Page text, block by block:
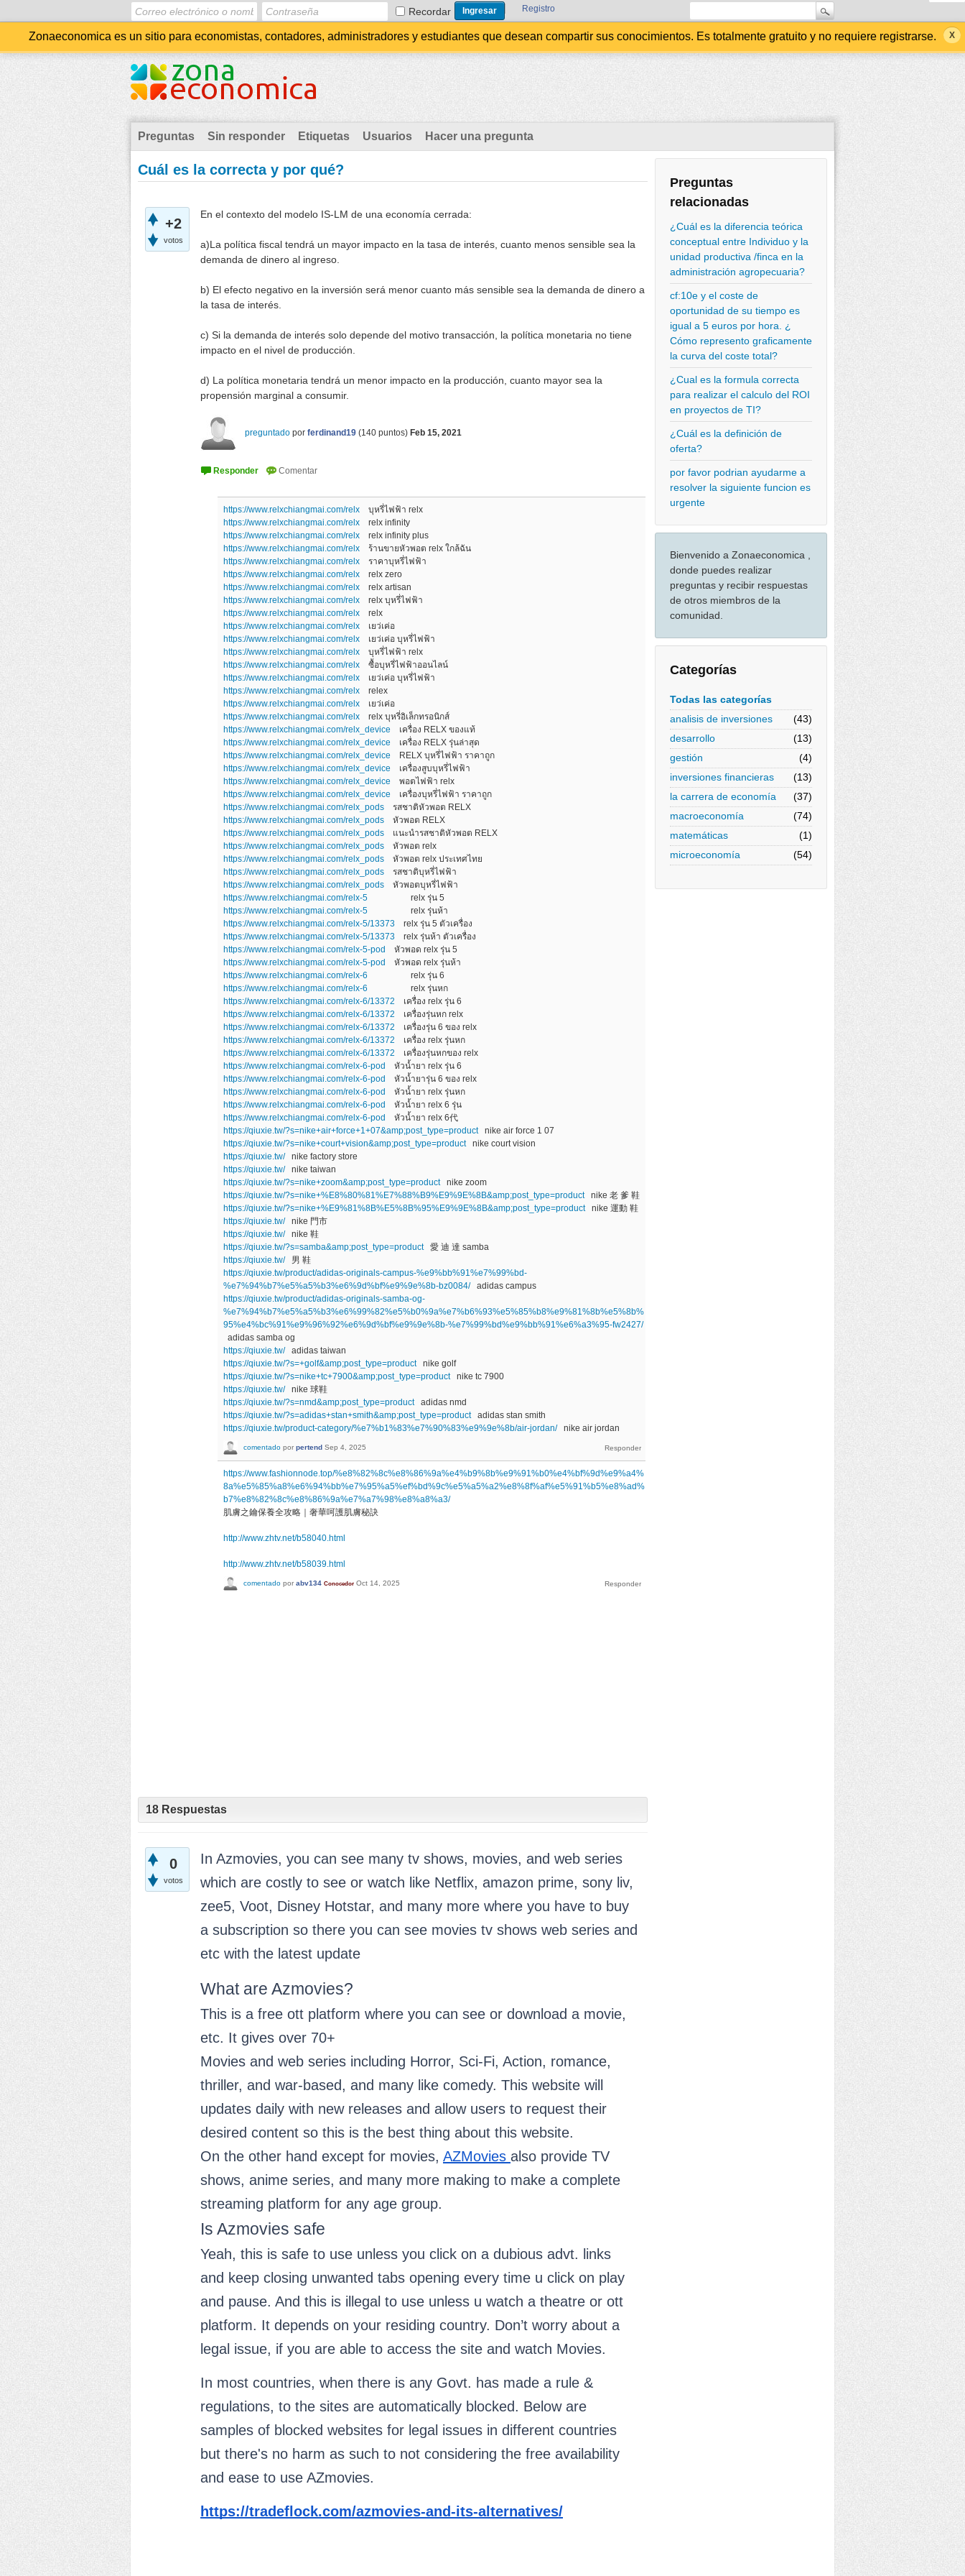
Recordar Registro
Zonaeconomica es un sitio para economistas, contadores, administradores y estudiantes que desean compartir sus conocimientos. Es totalmente gratuito y no requiere registrarse.
Preguntas Sin responder Etiquetas Usuarios Hacer una pregunta
Preguntas
relacionadas
¿Cuál es la diferencia teórica
conceptual entre Individuo y la
unidad productiva /finca en la
administración agropecuaria?
cf:10e y el coste de
oportunidad de su tiempo es
igual a 5 euros por hora. ¿
Cómo represento graficamente
la curva del coste total?
¿Cual es la formula correcta
para realizar el calculo del ROI
en proyectos de TI?
¿Cuál es la definición de
oferta?
por favor podrian ayudarme a
resolver la siguiente funcion es
urgente
Bienvenido a Zonaeconomica ,
donde puedes realizar
preguntas y recibir respuestas
de otros miembros de la
comunidad.
Categorías
Todas las categorías
analisis de inversiones
(43)
desarrollo
(13)
gestión
(4)
inversiones financieras
(13)
la carrera de economía
(37)
macroeconomía
(74)
matemáticas
(1)
microeconomía
(54)
Cuál es la correcta y por qué?
+2
votos
En el contexto del modelo IS-LM de una economía cerrada:
a)La política fiscal tendrá un mayor impacto en la tasa de interés, cuanto menos sensible sea la
demanda de dinero al ingreso.
b) El efecto negativo en la inversión será menor cuanto más sensible sea la demanda de dinero a
la tasa de interés.
c) Si la demanda de interés solo depende del motivo transacción, la política monetaria no tiene
impacto en el nivel de producción.
d) La política monetaria tendrá un menor impacto en la producción, cuanto mayor sea la
propensión marginal a consumir.
preguntado por ferdinand19 (140 puntos) Feb 15, 2021
https://www.relxchiangmai.com/relx
บุหรี่ไฟฟ้า relx
https://www.relxchiangmai.com/relx
relx infinity
https://www.relxchiangmai.com/relx
relx infinity plus
https://www.relxchiangmai.com/relx
ร้านขายหัวพอต relx ใกล้ฉัน
https://www.relxchiangmai.com/relx
ราคาบุหรี่ไฟฟ้า
https://www.relxchiangmai.com/relx
relx zero
https://www.relxchiangmai.com/relx
relx artisan
https://www.relxchiangmai.com/relx
relx บุหรี่ไฟฟ้า
https://www.relxchiangmai.com/relx
relx
https://www.relxchiangmai.com/relx
เยว่เค่อ
https://www.relxchiangmai.com/relx
เยว่เค่อ บุหรี่ไฟฟ้า
https://www.relxchiangmai.com/relx
บุหรี่ไฟฟ้า relx
https://www.relxchiangmai.com/relx
ซื้อบุหรี่ไฟฟ้าออนไลน์
https://www.relxchiangmai.com/relx
เยว่เค่อ บุหรี่ไฟฟ้า
https://www.relxchiangmai.com/relx
relex
https://www.relxchiangmai.com/relx
เยว่เค่อ
https://www.relxchiangmai.com/relx
relx บุหรี่อิเล็กทรอนิกส์
https://www.relxchiangmai.com/relx_device
เครื่อง RELX ของแท้
https://www.relxchiangmai.com/relx_device
เครื่อง RELX รุ่นล่าสุด
https://www.relxchiangmai.com/relx_device
RELX บุหรี่ไฟฟ้า ราคาถูก
https://www.relxchiangmai.com/relx_device
เครื่องสูบบุหรี่ไฟฟ้า
https://www.relxchiangmai.com/relx_device
พอตไฟฟ้า relx
https://www.relxchiangmai.com/relx_device
เครื่องบุหรี่ไฟฟ้า ราคาถูก
https://www.relxchiangmai.com/relx_pods
รสชาติหัวพอต RELX
https://www.relxchiangmai.com/relx_pods
หัวพอต RELX
https://www.relxchiangmai.com/relx_pods
แนะนำรสชาติหัวพอต RELX
https://www.relxchiangmai.com/relx_pods
หัวพอต relx
https://www.relxchiangmai.com/relx_pods
หัวพอต relx ประเทศไทย
https://www.relxchiangmai.com/relx_pods
รสชาติบุหรี่ไฟฟ้า
https://www.relxchiangmai.com/relx_pods
หัวพอตบุหรี่ไฟฟ้า
https://www.relxchiangmai.com/relx-5
relx รุ่น 5
https://www.relxchiangmai.com/relx-5
relx รุ่นห้า
https://www.relxchiangmai.com/relx-5/13373
relx รุ่น 5 ตัวเครื่อง
https://www.relxchiangmai.com/relx-5/13373
relx รุ่นห้า ตัวเครื่อง
https://www.relxchiangmai.com/relx-5-pod
หัวพอด relx รุ่น 5
https://www.relxchiangmai.com/relx-5-pod
หัวพอด relx รุ่นห้า
https://www.relxchiangmai.com/relx-6
relx รุ่น 6
https://www.relxchiangmai.com/relx-6
relx รุ่นหก
https://www.relxchiangmai.com/relx-6/13372
เครื่อง relx รุ่น 6
https://www.relxchiangmai.com/relx-6/13372
เครื่องรุ่นหก relx
https://www.relxchiangmai.com/relx-6/13372
เครื่องรุ่น 6 ของ relx
https://www.relxchiangmai.com/relx-6/13372
เครื่อง relx รุ่นหก
https://www.relxchiangmai.com/relx-6/13372
เครื่องรุ่นหกของ relx
https://www.relxchiangmai.com/relx-6-pod
หัวน้ำยา relx รุ่น 6
https://www.relxchiangmai.com/relx-6-pod
หัวน้ำยารุ่น 6 ของ relx
https://www.relxchiangmai.com/relx-6-pod
หัวน้ำยา relx รุ่นหก
https://www.relxchiangmai.com/relx-6-pod
หัวน้ำยา relx 6 รุ่น
https://www.relxchiangmai.com/relx-6-pod
หัวน้ำยา relx 6代
https://qiuxie.tw/?s=nike+air+force+1+07&amp;post_type=productnike air force 1 07
https://qiuxie.tw/?s=nike+court+vision&amp;post_type=productnike court vision
https://qiuxie.tw/nike factory store
https://qiuxie.tw/nike taiwan
https://qiuxie.tw/?s=nike+zoom&amp;post_type=productnike zoom
https://qiuxie.tw/?s=nike+%E8%80%81%E7%88%B9%E9%9E%8B&amp;post_type=productnike 老 爹 鞋
https://qiuxie.tw/?s=nike+%E9%81%8B%E5%8B%95%E9%9E%8B&amp;post_type=productnike 運動 鞋
https://qiuxie.tw/nike 門市
https://qiuxie.tw/nike 鞋
https://qiuxie.tw/?s=samba&amp;post_type=product愛 迪 達 samba
https://qiuxie.tw/男 鞋
https://qiuxie.tw/product/adidas-originals-campus-%e9%bb%91%e7%99%bd-
%e7%94%b7%e5%a5%b3%e6%9d%bf%e9%9e%8b-bz0084/adidas campus
https://qiuxie.tw/product/adidas-originals-samba-og-
%e7%94%b7%e5%a5%b3%e6%99%82%e5%b0%9a%e7%b6%93%e5%85%b8%e9%81%8b%e5%8b%
95%e4%bc%91%e9%96%92%e6%9d%bf%e9%9e%8b-%e7%99%bd%e9%bb%91%e6%a3%95-fw2427/
adidas samba og
https://qiuxie.tw/adidas taiwan
https://qiuxie.tw/?s=+golf&amp;post_type=productnike golf
https://qiuxie.tw/?s=nike+tc+7900&amp;post_type=productnike tc 7900
https://qiuxie.tw/nike 球鞋
https://qiuxie.tw/?s=nmd&amp;post_type=productadidas nmd
https://qiuxie.tw/?s=adidas+stan+smith&amp;post_type=productadidas stan smith
https://qiuxie.tw/product-category/%e7%b1%83%e7%90%83%e9%9e%8b/air-jordan/nike air jordan
comentado por pertend Sep 4, 2025
https://www.fashionnode.top/%e8%82%8c%e8%86%9a%e4%b9%8b%e9%91%b0%e4%bf%9d%e9%a4%
8a%e5%85%a8%e6%94%bb%e7%95%a5%ef%bd%9c%e5%a5%a2%e8%8f%af%e5%91%b5%e8%ad%
b7%e8%82%8c%e8%86%9a%e7%a7%98%e8%a8%a3/
肌膚之鑰保養全攻略｜奢華呵護肌膚秘訣
http://www.zhtv.net/b58040.html
http://www.zhtv.net/b58039.html
comentado por abv134 Conocedor Oct 14, 2025
18 Respuestas
0
votos
In Azmovies, you can see many tv shows, movies, and web series
which are costly to see or watch like Netflix, amazon prime, sony liv,
zee5, Voot, Disney Hotstar, and many more where you have to buy
a subscription so there you can see movies tv shows web series and
etc with the latest update
What are Azmovies?
This is a free ott platform where you can see or download a movie,
etc. It gives over 70+
Movies and web series including Horror, Sci-Fi, Action, romance,
thriller, and war-based, and many like comedy. This website will
updates daily with new releases and allow users to request their
desired content so this is the best thing about this website.
On the other hand except for movies, AZMovies also provide TV
shows, anime series, and many more making to make a complete
streaming platform for any age group.
Is Azmovies safe
Yeah, this is safe to use unless you click on a dubious advt. links
and keep closing unwanted tabs opening every time u click on play
and pause. And this is illegal to use unless u watch a theatre or ott
platform. It depends on your residing country. Don’t worry about a
legal issue, if you are able to access the site and watch Movies.
In most countries, when there is any Govt. has made a rule &
regulations, to the sites are automatically blocked. Below are
samples of blocked websites for legal issues in different countries
but there's no harm as such to not considering the free availability
and ease to use AZmovies.
https://tradeflock.com/azmovies-and-its-alternatives/